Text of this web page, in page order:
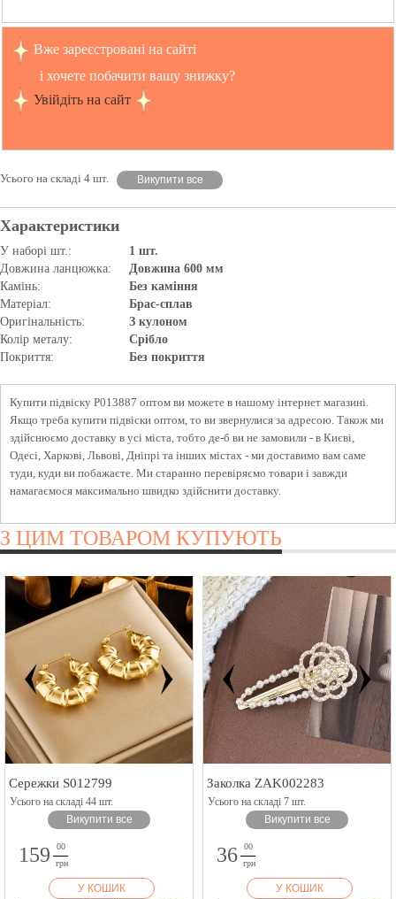
Вже зареєстровані на сайті
і хочете побачити вашу знижку?
Увійдіть на сайт
Усього на складі 4 шт. Викупити все
Характеристики
У наборі шт.:
1 шт.
Довжина ланцюжка:
Довжина 600 мм
Камінь:
Без каміння
Матеріал:
Брас-сплав
Оригінальність:
З кулоном
Колір металу:
Срібло
Покриття:
Без покриття
Купити підвіску P013887 оптом ви можете в нашому інтернет магазині.
Якщо треба купити підвіски оптом, то ви звернулися за адресою. Також ми
здійснюємо доставку в усі міста, тобто де-б ви не замовили - в Києві,
Одесі, Харкові, Львові, Дніпрі та інших містах - ми доставимо вам саме
туди, куди ви побажаєте. Ми старанно перевіряємо товари і завжди
намагаємося максимально швидко здійснити доставку.
З ЦИМ ТОВАРОМ КУПУЮТЬ
Сережки S012799
Усього на складі 44 шт.
Викупити все
159
00
грн
У КОШИК
Заколка ZAK002283
Усього на складі 7 шт.
Викупити все
36
00
грн
У КОШИК